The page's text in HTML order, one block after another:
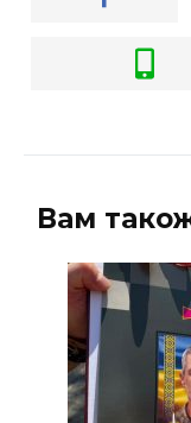
Вам